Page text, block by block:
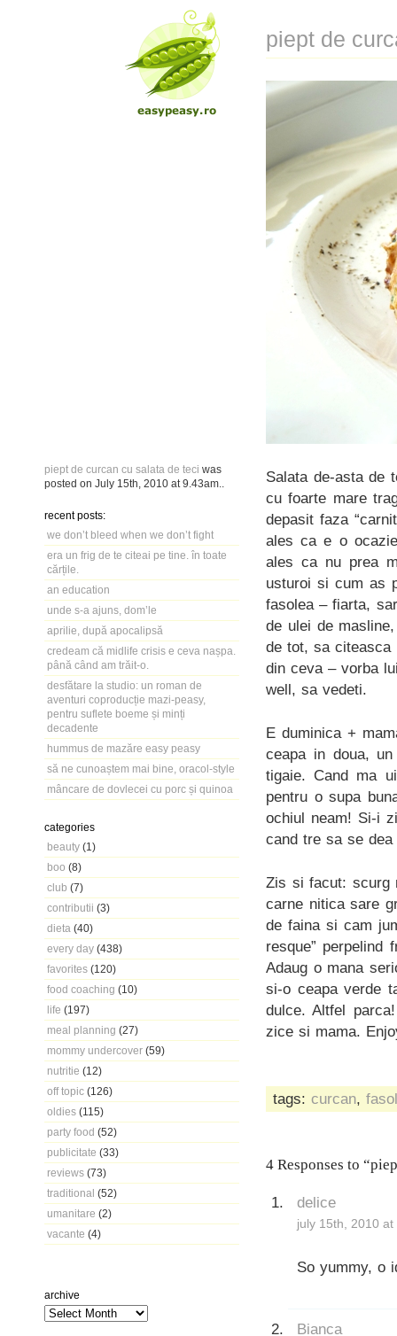
piept de curcan cu salata de teci was
posted on July 15th, 2010 at 9.43am
recent posts:
we don’t bleed when we don’t fight
era un frig de te citeai pe tine. în toate
cărțile.
an education
unde s-a ajuns, dom’le
aprilie, după apocalipsă
credeam că midlife crisis e ceva nașpa.
până când am trăit-o.
desfătare la studio: un roman de
aventuri coproducție mazi-peasy,
pentru suflete boeme și minți
decadente
hummus de mazăre easy peasy
să ne cunoaștem mai bine, oracol-style
mâncare de dovlecei cu porc și quinoa
categories
beauty (1)
boo (8)
club (7)
contributii (3)
dieta (40)
every day (438)
favorites (120)
food coaching (10)
life (197)
meal planning (27)
mommy undercover (59)
nutritie (12)
off topic (126)
oldies (115)
party food (52)
publicitate (33)
reviews (73)
traditional (52)
umanitare (2)
vacante (4)
archive
piept de
Salata de-asta de
cu foarte mare
depasit faza
ales ca e o
ales ca nu prea
usturoi si cum as
fasolea – fiarta,
de ulei de
de tot, sa citeasca
din ceva – vorba
well, sa vedeti.
E duminica +
ceapa in doua,
tigaie. Cand ma
pentru o supa
ochiul neam! Si-i
cand tre sa se
Zis si facut: scurg
carne nitica sare
de faina si cam
resque”
Adaug o mana
si-o ceapa verde
dulce. Altfel
zice si mama.
tags: curcan,
4 Responses to
delice
july 15th, 2010
So yummy, o
Bianca